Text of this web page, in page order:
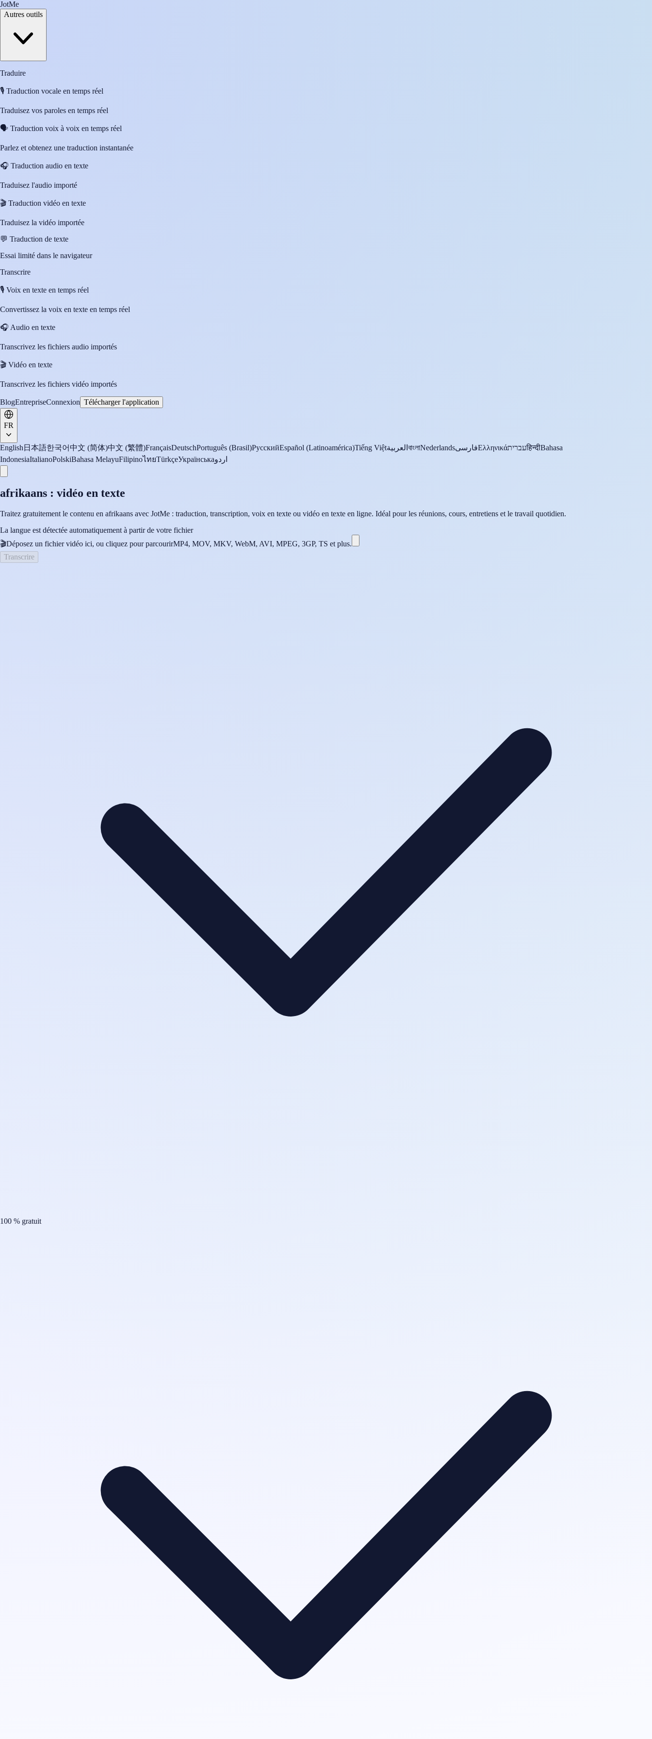
JotMe
Autres outils
Traduire
🎙️ Traduction vocale en temps réel
Traduisez vos paroles en temps réel
🗣️ Traduction voix à voix en temps réel
Parlez et obtenez une traduction instantanée
🎧 Traduction audio en texte
Traduisez l'audio importé
🎬 Traduction vidéo en texte
Traduisez la vidéo importée
💬 Traduction de texte
Essai limité dans le navigateur
Transcrire
🎙️ Voix en texte en temps réel
Convertissez la voix en texte en temps réel
🎧 Audio en texte
Transcrivez les fichiers audio importés
🎬 Vidéo en texte
Transcrivez les fichiers vidéo importés
BlogEntrepriseConnexion Télécharger l'application
FR
English 日本語한국어中文 (简体)中文 (繁體)FrançaisDeutschPortuguês (Brasil)РусскийEspañol (Latinoamérica)Tiếng Việtالعربية বাংলাNederlandsفارسیΕλληνικάעבריתहिन्दीBahasa
IndonesiaItalianoPolskiBahasa MelayuFilipinoไทยTürkçeУкраїнськаاردو
afrikaans : vidéo en texte
Traitez gratuitement le contenu en afrikaans avec JotMe : traduction, transcription, voix en texte ou vidéo en texte en ligne. Idéal pour les réunions, cours, entretiens et le travail quotidien.
La langue est détectée automatiquement à partir de votre fichier
🎬Déposez un fichier vidéo ici, ou cliquez pour parcourirMP4, MOV, MKV, WebM, AVI, MPEG, 3GP, TS et plus.
Transcrire
100 % gratuit